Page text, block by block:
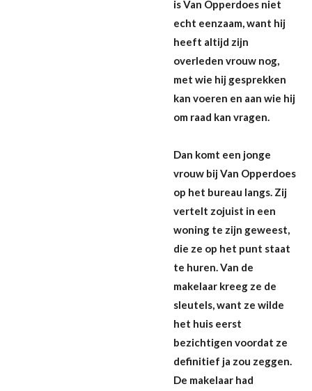
is Van Opperdoes niet
echt eenzaam, want hij
heeft altijd zijn
overleden vrouw nog,
met wie hij gesprekken
kan voeren en aan wie hij
om raad kan vragen.
Dan komt een jonge
vrouw bij Van Opperdoes
op het bureau langs. Zij
vertelt zojuist in een
woning te zijn geweest,
die ze op het punt staat
te huren. Van de
makelaar kreeg ze de
sleutels, want ze wilde
het huis eerst
bezichtigen voordat ze
definitief ja zou zeggen.
De makelaar had